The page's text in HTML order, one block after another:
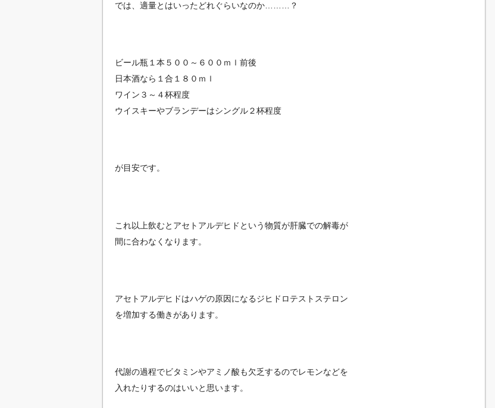
では、適量とはいったどれぐらいなのか………？
ビール瓶１本５００～６００ｍｌ前後
日本酒なら１合１８０ｍｌ
ワイン３～４杯程度
ウイスキーやブランデーはシングル２杯程度
が目安です。
これ以上飲むとアセトアルデヒドという物質が肝臓での解毒が
間に合わなくなります。
アセトアルデヒドはハゲの原因になるジヒドロテストステロン
を増加する働きがあります。
代謝の過程でビタミンやアミノ酸も欠乏するのでレモンなどを
入れたりするのはいいと思います。